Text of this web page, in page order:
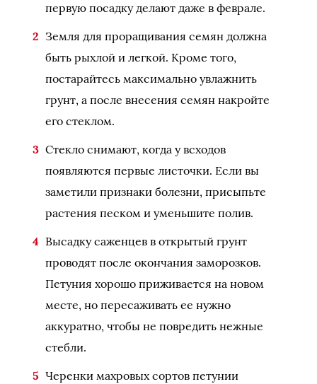
первую посадку делают даже в феврале.
Земля для проращивания семян должна
быть рыхлой и легкой. Кроме того,
постарайтесь максимально увлажнить
грунт, а после внесения семян накройте
его стеклом.
Стекло снимают, когда у всходов
появляются первые листочки. Если вы
заметили признаки болезни, присыпьте
растения песком и уменьшите полив.
Высадку саженцев в открытый грунт
проводят после окончания заморозков.
Петуния хорошо приживается на новом
месте, но пересаживать ее нужно
аккуратно, чтобы не повредить нежные
стебли.
Черенки махровых сортов петунии